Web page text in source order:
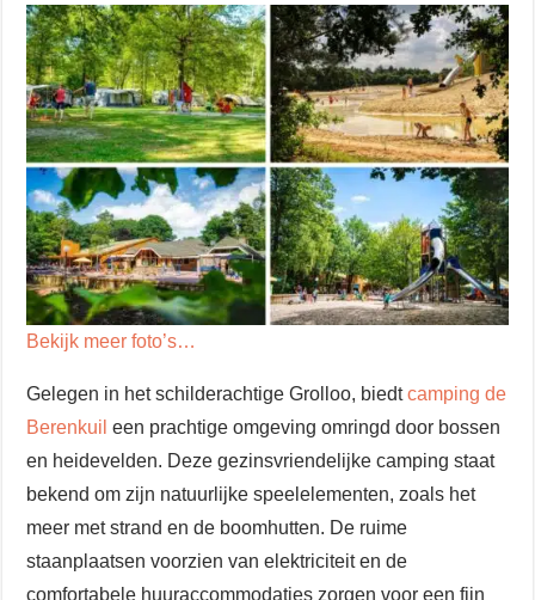
Bekijk meer foto’s…
Gelegen in het schilderachtige Grolloo, biedtcamping de
Berenkuil een prachtige omgeving omringd door bossen
en heidevelden. Deze gezinsvriendelijke camping staat
bekend om zijn natuurlijke speelelementen, zoals het
meer met strand en de boomhutten. De ruime
staanplaatsen voorzien van elektriciteit en de
comfortabele huuraccommodaties zorgen voor een fijn